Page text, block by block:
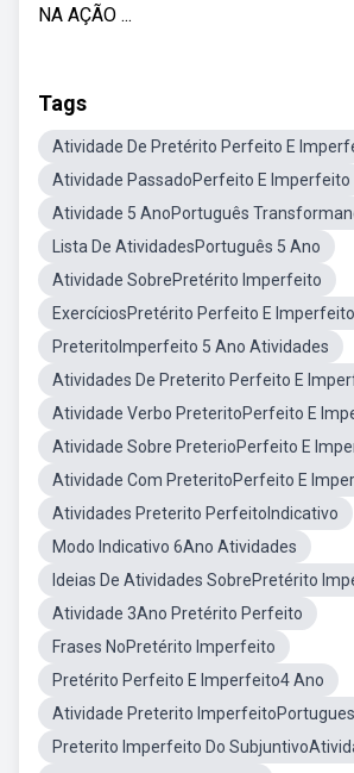
NA AÇÃO ...
Tags
Atividade De Pretérito Perfeito E
Atividade PassadoPerfeito E Imperfeito
Atividade 5 AnoPortuguês
Lista De AtividadesPortuguês 5 Ano
Atividade SobrePretérito Imperfeito
ExercíciosPretérito Perfeito E Imperfeito
PreteritoImperfeito 5 Ano Atividades
Atividades De Preterito Perfeito E
Atividade Verbo PreteritoPerfeito E
Atividade Sobre PreterioPerfeito E
Atividade Com PreteritoPerfeito E
Atividades Preterito PerfeitoIndicativo
Modo Indicativo 6Ano Atividades
Ideias De Atividades SobrePretérito
Atividade 3Ano Pretérito Perfeito
Frases NoPretérito Imperfeito
Pretérito Perfeito E Imperfeito4 Ano
Atividade Preterito ImperfeitoPortugues
Preterito Imperfeito Do